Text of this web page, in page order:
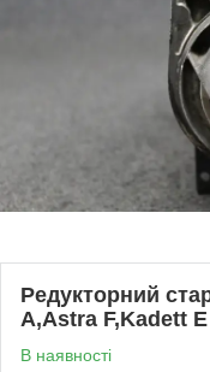
Редукторний
A,Astra F,Kadett
В наявності